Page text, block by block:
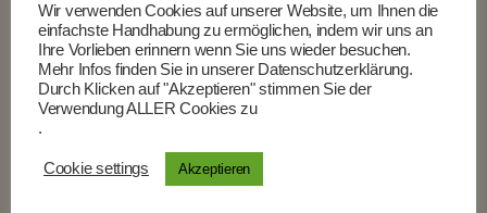
Als Ersatz bür Bettina Guth-Kopf wurde als einzige
Kandidatin Christina Kilb vorgeschlagen, die sich
bereit erklärte zu kandidieren.
per Akklamation gewählt.
Wir verwenden Cookies auf unserer Website, um Ihnen die
einfachste Handhabung zu ermöglichen, indem wir uns an
Ihre Vorlieben erinnern wenn Sie uns wieder besuchen.
Mehr Infos finden Sie in unserer Datenschutzerklärung.
Durch Klicken auf "Akzeptieren" stimmen Sie der
Verwendung ALLER Cookies zu
.
Cookie settings Akzeptieren